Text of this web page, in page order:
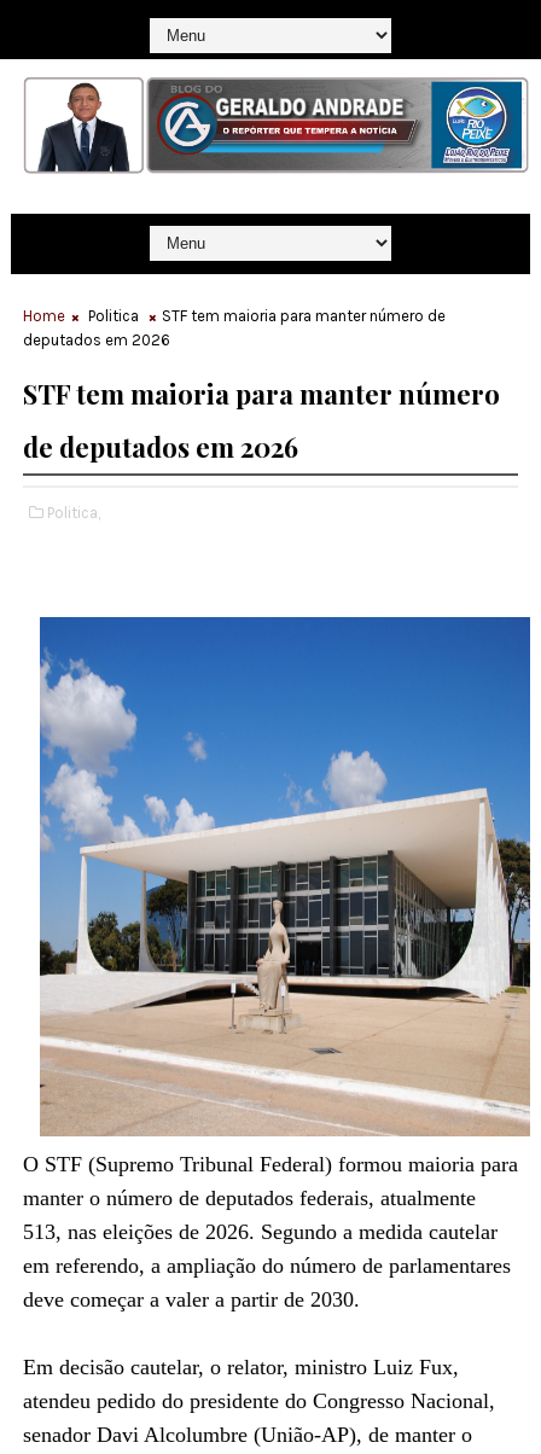
Home Politica
STF tem maioria para manter número de
deputados em 2026
STF tem maioria para manter número
de deputados em 2026
Politica,
O STF (Supremo Tribunal Federal) formou maioria para
manter o número de deputados federais, atualmente
513, nas eleições de 2026. Segundo a medida cautelar
em referendo, a ampliação do número de parlamentares
deve começar a valer a partir de 2030.
Em decisão cautelar, o relator, ministro Luiz Fux,
atendeu pedido do presidente do Congresso Nacional,
senador Davi Alcolumbre (União-AP), de manter o